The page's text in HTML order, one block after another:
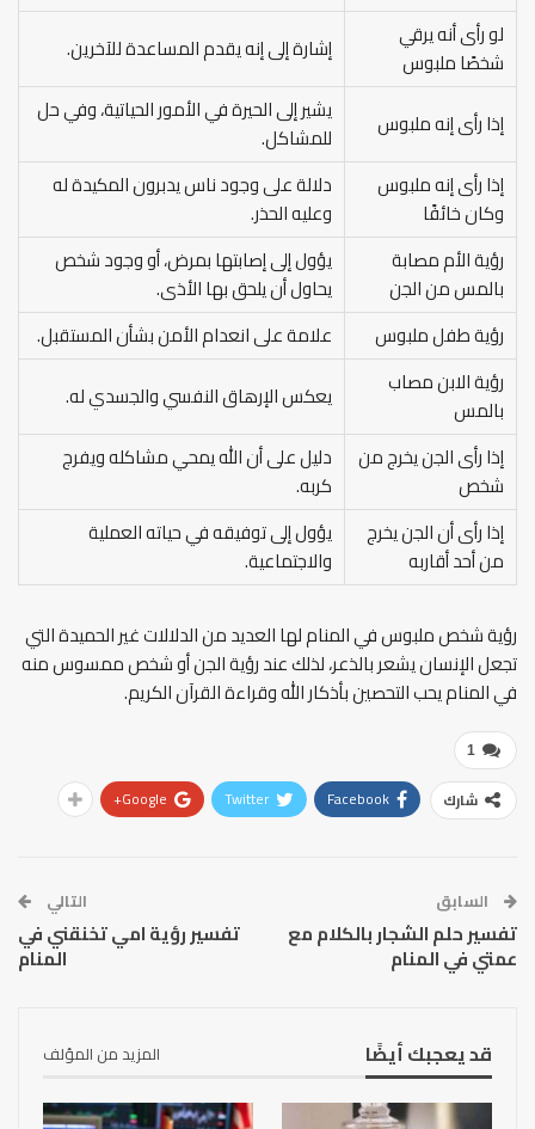
لو رأى أنه يرقي
شخصًا ملبوس
إشارة إلى إنه يقدم المساعدة للآخرين.
إذا رأى إنه ملبوس
يشير إلى الحيرة في الأمور الحياتية، وفي حل
للمشاكل.
إذا رأى إنه ملبوس
وكان خائفًا
دلالة على وجود ناس يدبرون المكيدة له
وعليه الحذر.
رؤية الأم مصابة
بالمس من الجن
يؤول إلى إصابتها بمرض، أو وجود شخص
يحاول أن يلحق بها الأذى.
رؤية طفل ملبوس
علامة على انعدام الأمن بشأن المستقبل.
رؤية الابن مصاب
بالمس
يعكس الإرهاق النفسي والجسدي له.
إذا رأى الجن يخرج من
شخص
دليل على أن الله يمحي مشاكله ويفرج
كربه.
إذا رأى أن الجن يخرج
من أحد أقاربه
يؤول إلى توفيقه في حياته العملية
والاجتماعية.
رؤية شخص ملبوس في المنام لها العديد من الدلالات غير الحميدة التي
تجعل الإنسان يشعر بالذعر، لذلك عند رؤية الجن أو شخص ممسوس منه
في المنام يحب التحصين بأذكار الله وقراءة القرآن الكريم.
1
شارك Facebook
Twitter
Google+
السابق
تفسير حلم الشجار بالكلام مع
عمتي في المنام
التالي
تفسير رؤية امي تخنقني في
المنام
قد يعجبك أيضًا المزيد من المؤلف